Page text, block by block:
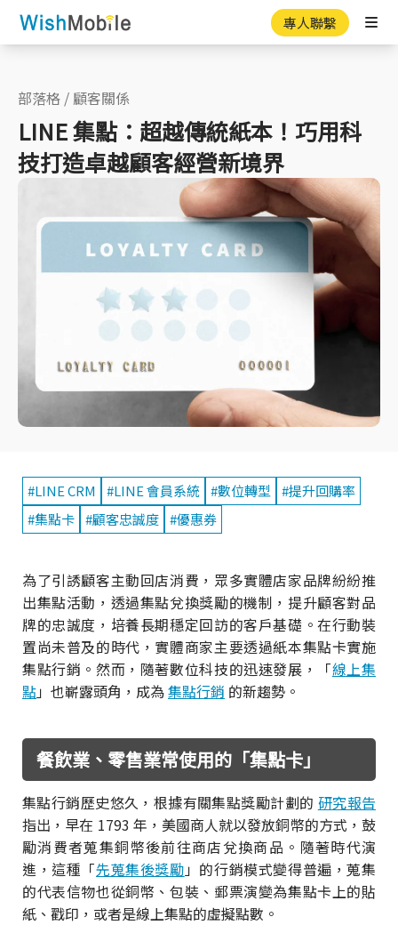
專人聯繫
部落格 / 顧客關係
LINE 集點：超越傳統紙本！巧用科
技打造卓越顧客經營新境界
#LINE CRM #LINE 會員系統 #數位轉型
#提升回購率
#集點卡 #顧客忠誠度 #優惠券
為了引誘顧客主動回店消費，眾多實體店家品牌紛紛推
出集點活動，透過集點兌換獎勵的機制，提升顧客對品
牌的忠誠度，培養長期穩定回訪的客戶基礎。在行動裝
置尚未普及的時代，實體商家主要透過紙本集點卡實施
集點行銷。然而，隨著數位科技的迅速發展，「線上集
點」也嶄露頭角，成為集點行銷 的新趨勢。
餐飲業、零售業常使用的「集點卡」
集點行銷歷史悠久，根據有關集點獎勵計劃的 研究報告
指出，早在 1793 年，美國商人就以發放銅幣的方式，鼓
勵消費者蒐集銅幣後前往商店兌換商品。隨著時代演
進，這種「先蒐集後獎勵」的行銷模式變得普遍，蒐集
的代表信物也從銅幣、包裝、郵票演變為集點卡上的貼
紙、戳印，或者是線上集點的虛擬點數。